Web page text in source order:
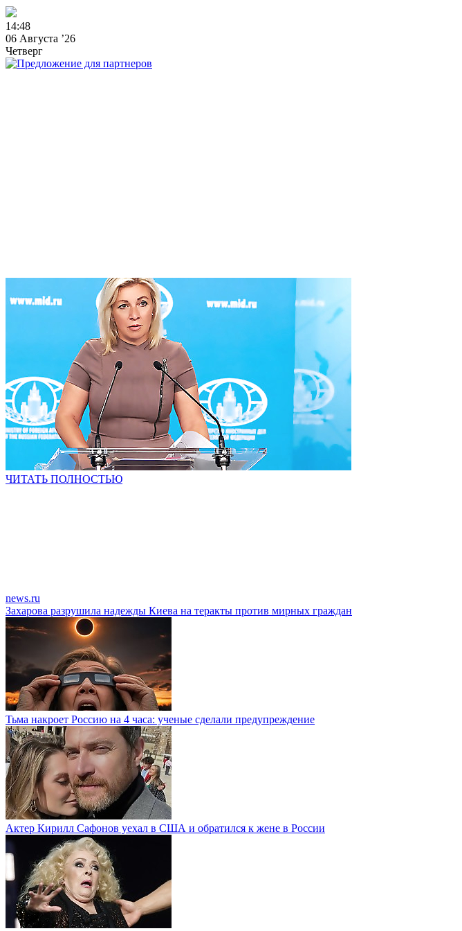
14:48
06 Августа ’26
Четверг
ЧИТАТЬ ПОЛНОСТЬЮ
news.ru
Захарова разрушила надежды Киева на теракты против мирных граждан
Тьма накроет Россию на 4 часа: ученые сделали предупреждение
Актер Кирилл Сафонов уехал в США и обратился к жене в России